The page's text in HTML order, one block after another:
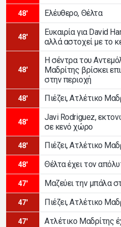
48' Ελέυθερο, Θέλτα
48'
Ευκαιρία για David
αλλά αστοχεί με το
48'
Η σέντρα του
Μαδρίτης βρίσκει
στην περιοχή
48' Πιέζει, Ατλέτικο
48'
Javi Rodriguez,
σε κενό χώρο
48' Πιέζει, Ατλέτικο
48' Θέλτα έχει τον
47' Μαζεύει την μπάλα
47' Πιέζει, Ατλέτικο
47' Ατλέτικο Μαδρίτης